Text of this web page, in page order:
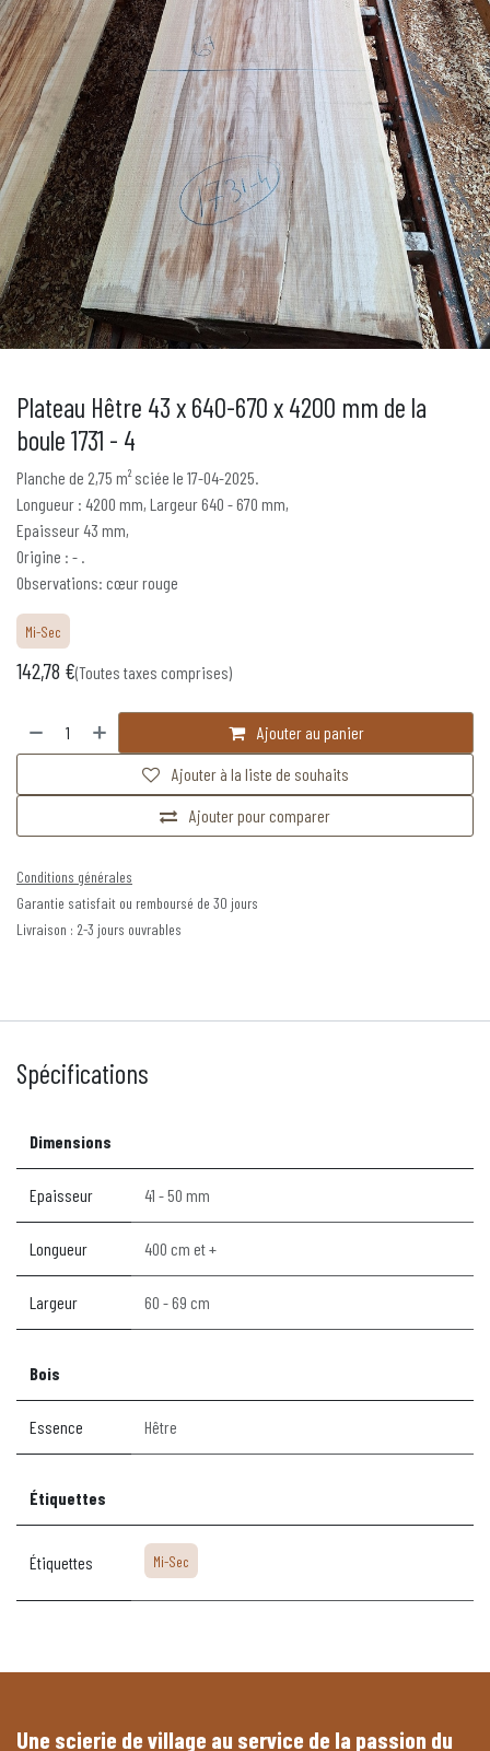
Plateau Hêtre 43 x 640-670 x 4200 mm de la
boule 1731 - 4
Planche de 2,75 m² sciée le 17-04-2025.
Longueur : 4200 mm, Largeur 640 - 670 mm,
Epaisseur 43 mm,
Origine : - .
Observations: cœur rouge
Mi-Sec
142,78 €(Toutes taxes comprises)
Ajouter au panier
Ajouter pour comparer
Ajouter à la liste de souhaits
Conditions générales
Garantie satisfait ou remboursé de 30 jours
Livraison : 2-3 jours ouvrables
Spécifications
Dimensions
Epaisseur 41 - 50 mm
Longueur 400 cm et +
Largeur 60 - 69 cm
Bois
Essence Hêtre
Étiquettes
Étiquettes Mi-Sec
Une scierie de village au service de la passion du